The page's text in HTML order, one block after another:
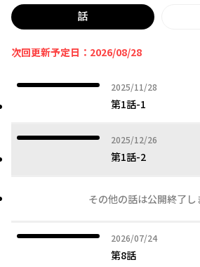
話
次回更新予定日：2026/08/28
2025/11/28
2025年11月28日
第1話-1
2025/12/26
2025年12月26日
第1話-2
その他の話は公開終了し
2026/07/24
2026年07月24日
第8話